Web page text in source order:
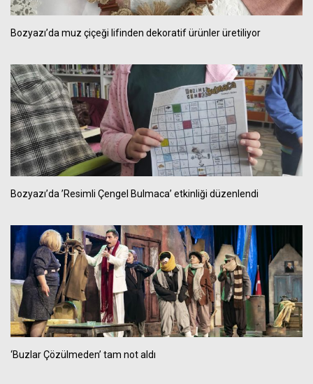
Bozyazı’da muz çiçeği lifinden dekoratif ürünler üretiliyor
Bozyazı’da ’Resimli Çengel Bulmaca’ etkinliği düzenlendi
‘Buzlar Çözülmeden’ tam not aldı